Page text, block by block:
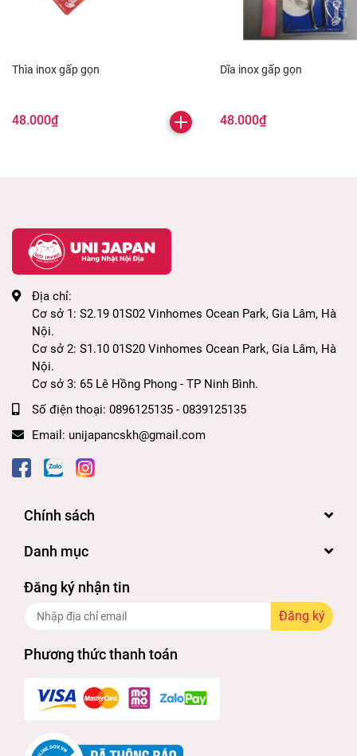
Thìa inox gấp gọn
48.000₫
Dĩa inox gấp gọn
48.000₫
Địa chỉ:
Cơ sở 1: S2.19 01S02 Vinhomes Ocean Park, Gia Lâm, Hà
Nội.
Cơ sở 2: S1.10 01S20 Vinhomes Ocean Park, Gia Lâm, Hà
Nội.
Cơ sở 3: 65 Lê Hồng Phong - TP Ninh Bình.
Số điện thoại: 0896125135 - 0839125135
Email: unijapancskh@gmail.com
Chính sách
Danh mục
Đăng ký nhận tin
Đăng ký
Phương thức thanh toán